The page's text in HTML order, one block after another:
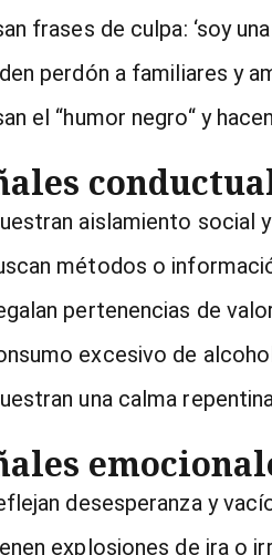
frases de culpa: ‘soy una
perdón a familiares y
el “humor negro“ y
aislamiento social
métodos o
pertenencias de
excesivo de
una calma
desesperanza y
explosiones de ira o